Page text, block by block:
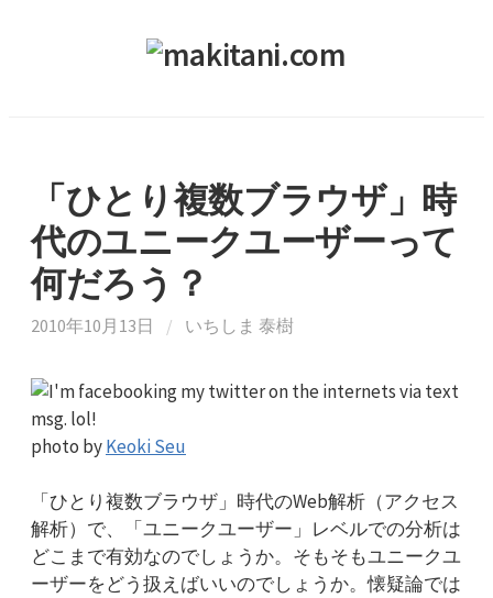
「ひとり複数ブラウザ」時
代のユニークユーザーって
何だろう？
2010年10月13日 / いちしま 泰樹
photo byKeoki Seu
「ひとり複数ブラウザ」時代のWeb解析（アクセス
解析）で、「ユニークユーザー」レベルでの分析は
どこまで有効なのでしょうか。そもそもユニークユ
ーザーをどう扱えばいいのでしょうか。懐疑論では